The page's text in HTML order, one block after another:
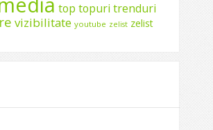
top topuri trenduri
vizibilitate youtube zelist zelist